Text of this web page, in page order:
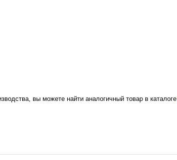
вы можете найти аналогичный товар в каталоге